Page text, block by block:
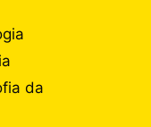
da